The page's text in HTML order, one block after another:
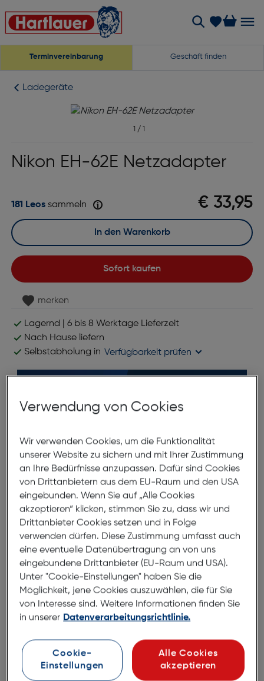
Terminvereinbarung Geschäft finden
Ladegeräte
1 / 1
Nikon EH-62E Netzadapter
€ 33,95
181 Leossammeln
Sofort kaufen
In den Warenkorb
merken
Lagernd | 6 bis 8 Werktage Lieferzeit
Nach Hause liefern
Selbstabholung in Verfügbarkeit prüfen
*ausgenommen Objektive
Produktbeschreibung
Nikon EH-62E Netzadapter
ArtNr.: 178740375
Nikon EH-62E - zur dauerhaften Stromversorgung für
COOLPIX-Kamera S550
Entdecken Sie unsere
Markenvielfalt
Digitalkameras vieler Marken
Verwendung von Cookies
Wir verwenden Cookies, um die Funktionalität
unserer Website zu sichern und mit Ihrer Zustimmung
an Ihre Bedürfnisse anzupassen. Dafür sind Cookies
von Drittanbietern aus dem EU-Raum und den USA
eingebunden. Wenn Sie auf „Alle Cookies
akzeptieren“ klicken, stimmen Sie zu, dass wir und
Drittanbieter Cookies setzen und in Folge
verwenden dürfen. Diese Zustimmung umfasst auch
eine eventuelle Datenübertragung an von uns
eingebundene Drittanbieter (EU-Raum und USA).
Unter "Cookie-Einstellungen" haben Sie die
Möglichkeit, jene Cookies auszuwählen, die für Sie
von Interesse sind. Weitere Informationen finden Sie
in unserer Datenverarbeitungsrichtlinie.
Cookie-
Einstellungen
Alle Cookies
akzeptieren